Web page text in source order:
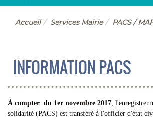
Accueil Services Mairie PACS /
INFORMATION PACS
À compter du 1er novembre 2017,
solidarité (PACS) est transféré à l'officier d'état